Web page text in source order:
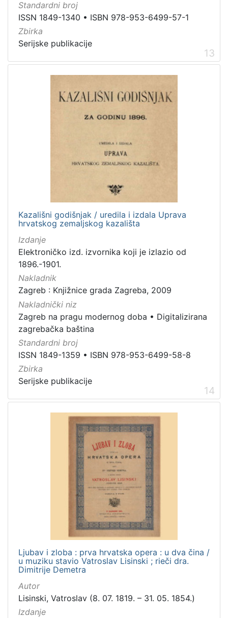
Standardni broj
ISSN 1849-1340 • ISBN 978-953-6499-57-1
Zbirka
Serijske publikacije
13
Kazališni godišnjak / uredila i izdala Uprava
hrvatskog zemaljskog kazališta
Izdanje
Elektroničko izd. izvornika koji je izlazio od
1896.-1901.
Nakladnik
Zagreb : Knjižnice grada Zagreba, 2009
Nakladnički niz
Zagreb na pragu modernog doba • Digitalizirana
zagrebačka baština
Standardni broj
ISSN 1849-1359 • ISBN 978-953-6499-58-8
Zbirka
Serijske publikacije
14
Ljubav i zloba : prva hrvatska opera : u dva čina /
u muziku stavio Vatroslav Lisinski ; rieči dra.
Dimitrije Demetra
Autor
Lisinski, Vatroslav (8. 07. 1819. – 31. 05. 1854.)
Izdanje